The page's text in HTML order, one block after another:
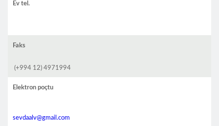
Ev tel.
Faks
(+994 12) 4971994
Elektron poçtu
sevdaalv@gmail.com